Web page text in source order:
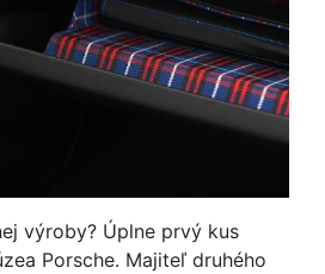
výroby? Úplne prvý kus
Porsche. Majiteľ druhého